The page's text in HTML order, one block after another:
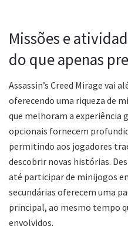
Missões e
do que apenas
Assassin’s Creed Mirage vai
oferecendo uma riqueza de
que melhoram a experiência
opcionais fornecem
permitindo aos jogadores
descobrir novas histórias.
até participar de minijogos
secundárias oferecem uma
principal, ao mesmo tempo
envolvidos.